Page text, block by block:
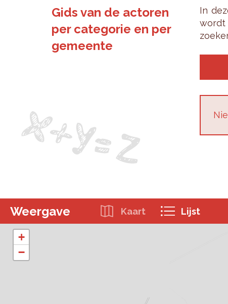
Gids van de actoren
per categorie en per
gemeente
In
wordt
Weergave Kaart Lijst
+
−